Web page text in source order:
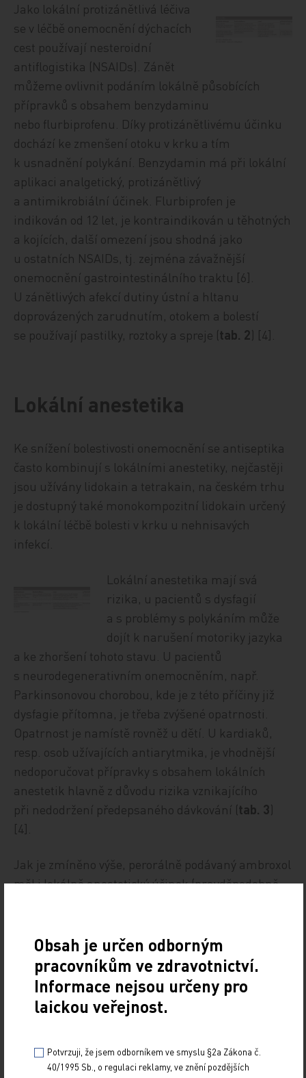
Jako lokální protizánětlivá léčiva
se v léčbě onemocnění dýchacích
cest používají nesteroidní
antiflogistika (NSAIDs). Zánět
můžeme ovlivnit podáním lokálně působících
přípravků s obsahem benzydaminu
nebo flurbiprofenu. Díky protizánětlivému účinku
dochází ke zmenšení otoku v krku a tím
k usnadnění polykání. Benzydamin má při lokální
aplikaci analgetický, protizánětlivý
a antimikrobiální účinek. Flurbiprofen je
indikován od 12 let, je kontraindikován u těhotných
a kojících, další omezení jsou shodná jako
u ostatních NSAIDs, tj. zejména závažnější
onemocnění gastrointestinálního traktu [6].
U zánětlivých afekcí dutiny ústní a hltanu
doprovázených zarudnutím, otokem a bolestí
se používají pastilky, roztoky a spreje (tab. 2) [4].
Lokální anestetika
Ke snížení bolestivosti onemocnění se antiseptika
často kombinují s lokálními anestetiky, nejčastěji
jsou užívány lidokain a tetrakain, na českém trhu
je dostupný také monokompozitní lidokain určený
k lokální léčbě bolesti v krku u nehnisavých
infekcí.
Lokální anestetika mají svá
rizika, u pacientů s dysfagií
a s problémy s polykáním může
dojít k narušení motoriky jazyka
a ke zhoršení tohoto stavu. U pacientů
s neurodegenerativním onemocněním, např.
Parkinsonovou chorobou, kde je z této příčiny již
dysfagie přítomna, je třeba zvýšené opatrnosti.
Opatrnost je namístě rovněž u dětí. U kardiaků,
resp. osob užívajících antiarytmika, je vhodnější
nedoporučovat přípravky s obsahem lokálních
anestetik hlavně z důvodu rizika vznikajícího
při nedodržení předepsaného dávkování (tab. 3)
[4].
Jak je zmíněno výše, perorálně podávaný ambroxol
měl i lokálně anestetický účinek (pravděpodobně
kromě mukolytického efektu také účinek tlumící
bolest v krku [2].
Dostupné lékové formy
Obsah je určen odborným
pracovníkům ve zdravotnictví.
Informace nejsou určeny pro
laickou veřejnost.
Potvrzuji, že jsem odborníkem ve smyslu §2a Zákona č.
40/1995 Sb., o regulaci reklamy, ve znění pozdějších